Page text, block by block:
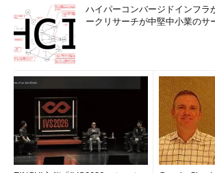
ハイパーコンバージドインフラ
ークリサーチが中堅中小業のサ